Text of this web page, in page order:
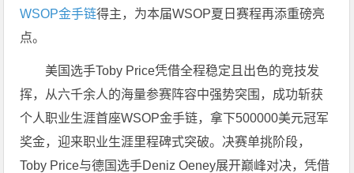
WSOP金手链得主，为本届WSOP夏日赛程再添重磅亮
点。
美国选手Toby Price凭借全程稳定且出色的竞技发
挥，从六千余人的海量参赛阵容中强势突围，成功斩获
个人职业生涯首座WSOP金手链，拿下500000美元冠军
奖金，迎来职业生涯里程碑式突破。决赛单挑阶段，
Toby Price与德国选手Deniz Oeney展开巅峰对决，凭借